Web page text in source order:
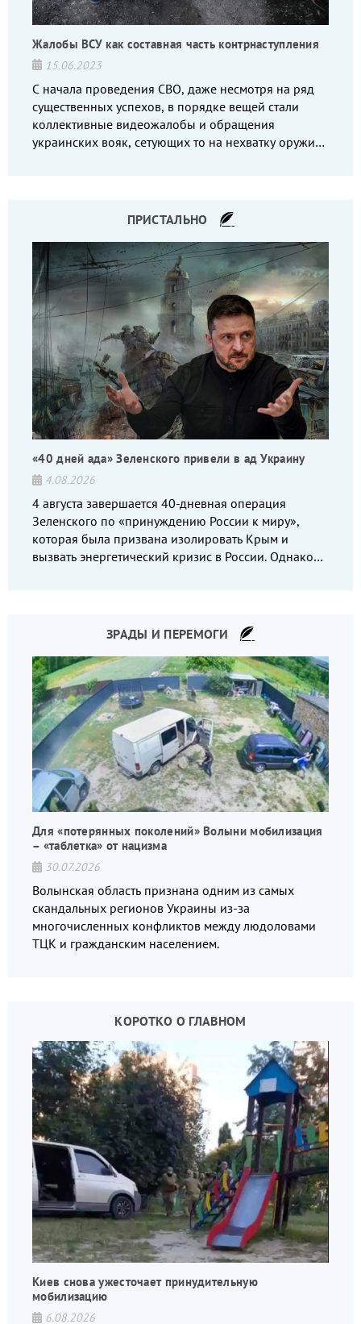
Жалобы ВСУ как составная часть контрнаступления
15.06.2023
С начала проведения СВО, даже несмотря на ряд
существенных успехов, в порядке вещей стали
коллективные видеожалобы и обращения
украинских вояк, сетующих то на нехватку оружия,
ПРИСТАЛЬНО
«40 дней ада» Зеленского привели в ад Украину
4.08.2026
4 августа завершается 40-дневная операция
Зеленского по «принуждению России к миру»,
которая была призвана изолировать Крым и
вызвать энергетический кризис в России. Однако
ЗРАДЫ И ПЕРЕМОГИ
Для «потерянных поколений» Волыни мобилизация
– «таблетка» от нацизма
30.07.2026
Волынская область признана одним из самых
скандальных регионов Украины из-за
многочисленных конфликтов между людоловами
ТЦК и гражданским населением.
КОРОТКО О ГЛАВНОМ
Киев снова ужесточает принудительную
мобилизацию
6.08.2026